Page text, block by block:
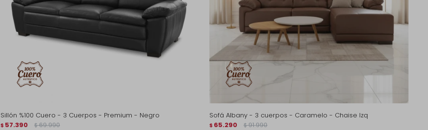
Sillón %100 Cuero - 3 Cuerpos - Premium - Negro
$ 57.390 $ 69.990
Sofá Albany - 3 cuerpos - Caramelo - Chaise Izq
$ 65.290 $ 91.990